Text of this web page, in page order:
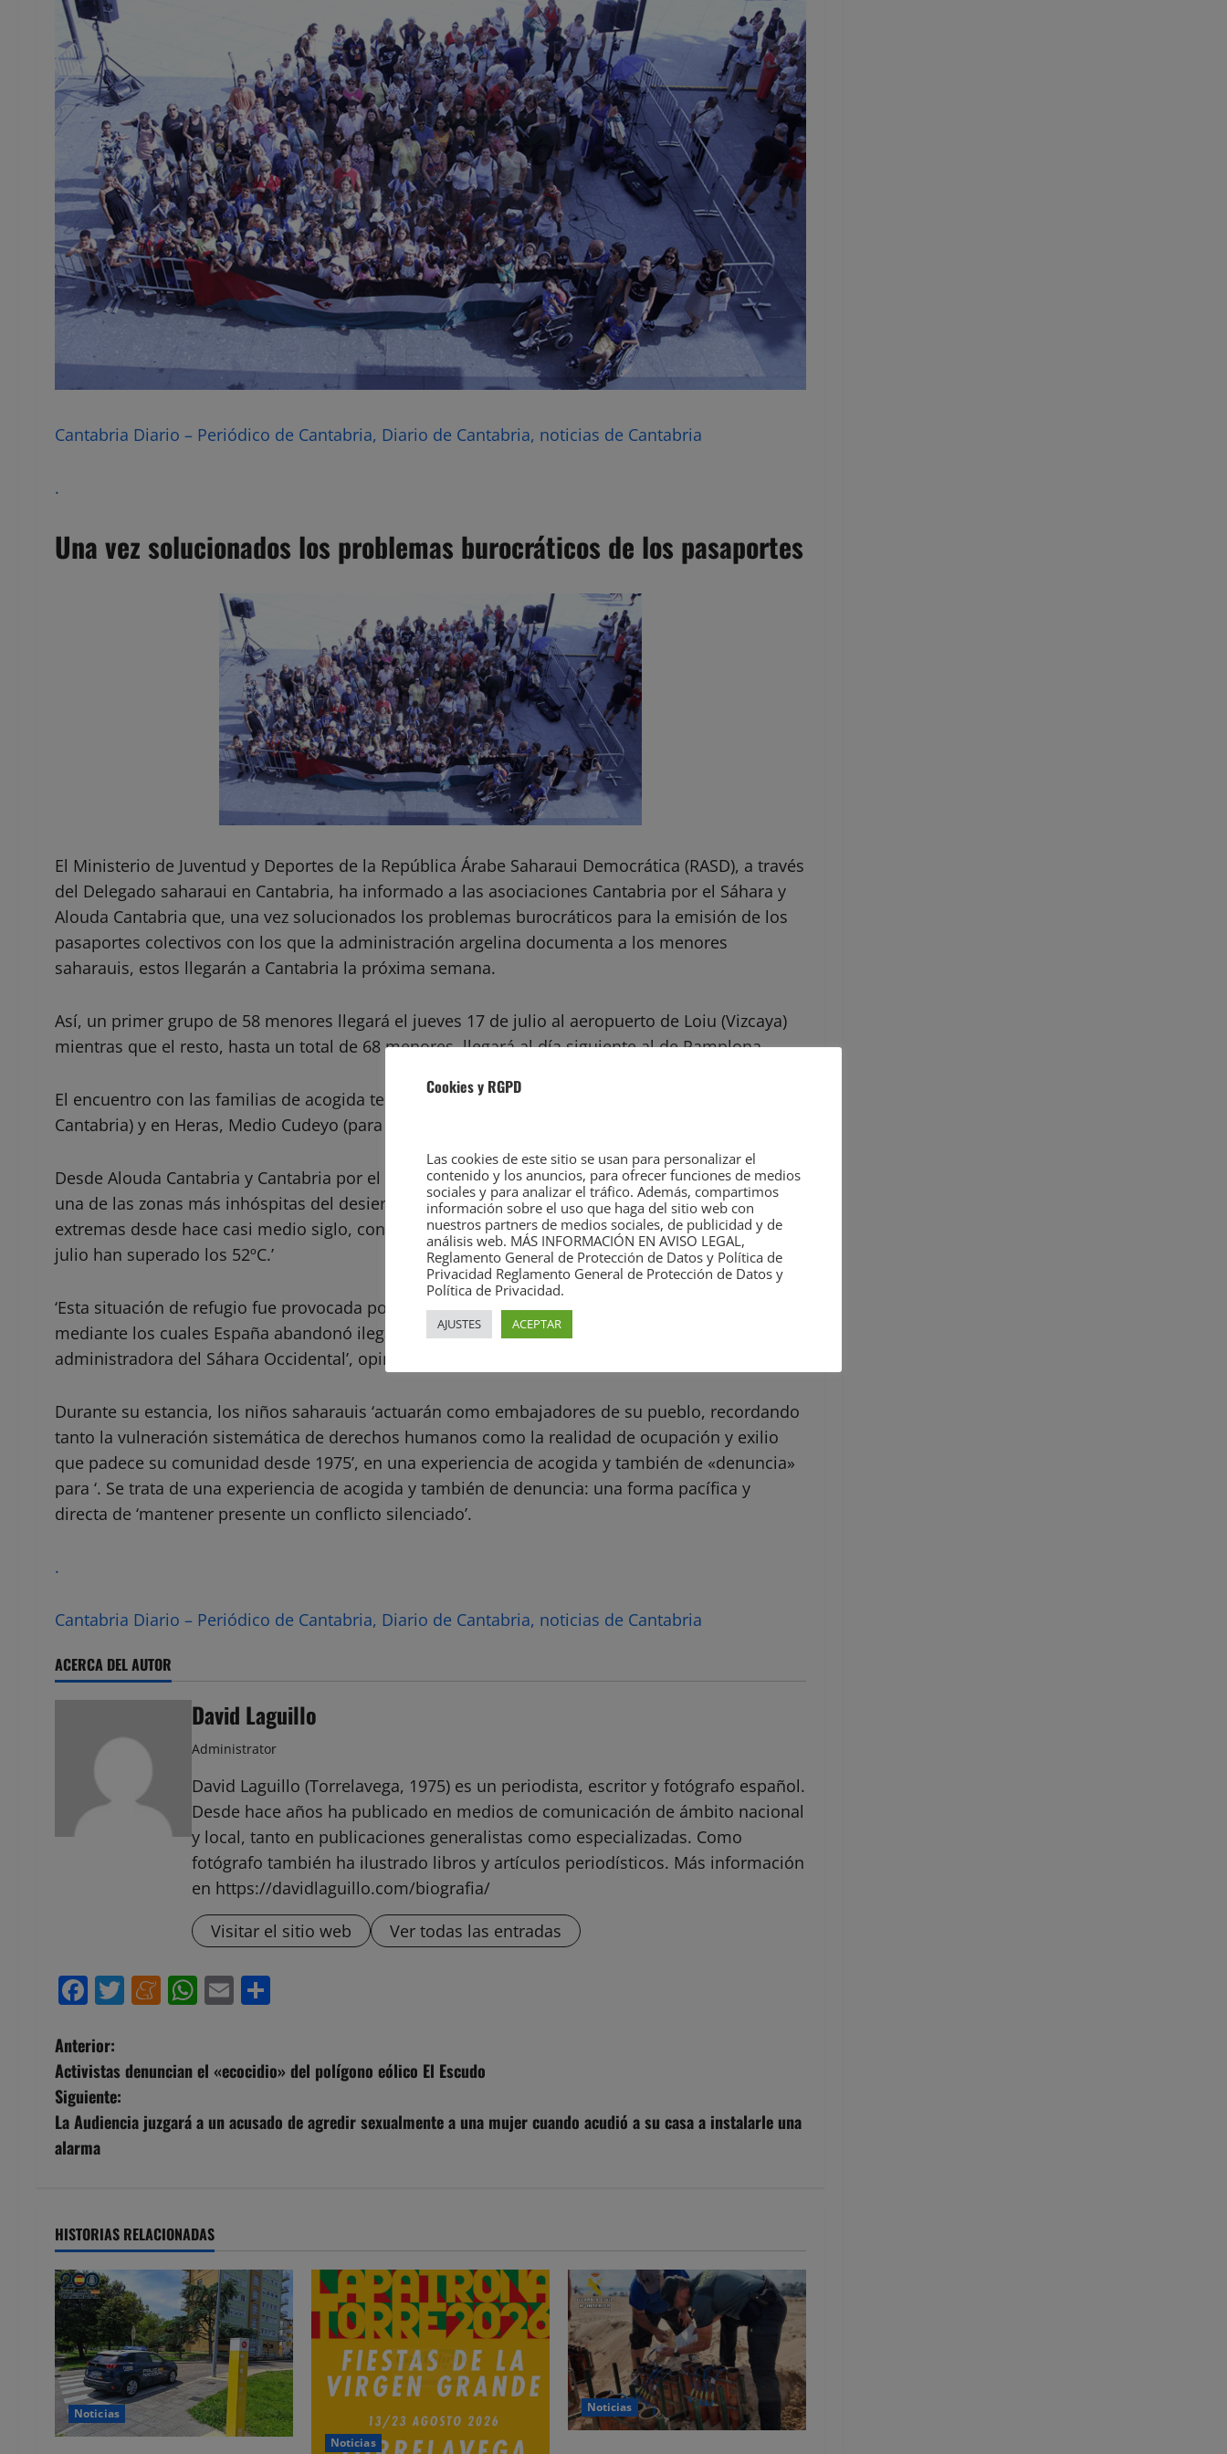
Cantabria Diario – Periódico de Cantabria, Diario de Cantabria, noticias de Cantabria
.
Una vez solucionados los problemas burocráticos de los pasaportes
El Ministerio de Juventud y Deportes de la República Árabe Saharaui Democrática (RASD), a través
del Delegado saharaui en Cantabria, ha informado a las asociaciones Cantabria por el Sáhara y
Alouda Cantabria que, una vez solucionados los problemas burocráticos para la emisión de los
pasaportes colectivos con los que la administración argelina documenta a los menores
saharauis, estos llegarán a Cantabria la próxima semana.
Así, un primer grupo de 58 menores llegará el jueves 17 de julio al aeropuerto de Loiu (Vizcaya)
mientras que el resto, hasta un total de 68 menores, llegará al día siguiente al de Pamplona.
El encuentro con las familias de acogida tendrá lugar en Santander (en el caso de Alouda
Cantabria) y en Heras, Medio Cudeyo (para Cantabria por el Sáhara).
Desde Alouda Cantabria y Cantabria por el Sáhara se recuerda que estos menores llegan ‘desde
una de las zonas más inhóspitas del desierto del Sáhara, donde su pueblo vive en condiciones
extremas desde hace casi medio siglo, con temperaturas que en estos primeros días del mes de
julio han superado los 52ºC.’
‘Esta situación de refugio fue provocada por los Acuerdos Tripartitos de Madrid de 1975,
mediante los cuales España abandonó ilegalmente su responsabilidad como potencia
administradora del Sáhara Occidental’, opinan los colectivos.
Durante su estancia, los niños saharauis ‘actuarán como embajadores de su pueblo, recordando
tanto la vulneración sistemática de derechos humanos como la realidad de ocupación y exilio
que padece su comunidad desde 1975’, en una experiencia de acogida y también de «denuncia»
para ‘. Se trata de una experiencia de acogida y también de denuncia: una forma pacífica y
directa de ‘mantener presente un conflicto silenciado’.
.
Cantabria Diario – Periódico de Cantabria, Diario de Cantabria, noticias de Cantabria
ACERCA DEL AUTOR
David Laguillo
Administrator
David Laguillo (Torrelavega, 1975) es un periodista, escritor y fotógrafo español.
Desde hace años ha publicado en medios de comunicación de ámbito nacional
y local, tanto en publicaciones generalistas como especializadas. Como
fotógrafo también ha ilustrado libros y artículos periodísticos. Más información
en https://davidlaguillo.com/biografia/
Visitar el sitio web
Ver todas las entradas
Facebook
Twitter
Meneame
WhatsApp
Email
N
a
v
e
a
c
i
ó
n
d
Anterior:
Activistas denuncian el «ecocidio» del polígono eólico El Escudo
Siguiente:
La Audiencia juzgará a un acusado de agredir sexualmente a una mujer cuando acudió a su casa a instalarle una
alarma
HISTORIAS RELACIONADAS
Noticias
Noticias
Noticias
Cookies y RGPD
Las cookies de este sitio se usan para personalizar el
contenido y los anuncios, para ofrecer funciones de medios
sociales y para analizar el tráfico. Además, compartimos
información sobre el uso que haga del sitio web con
nuestros partners de medios sociales, de publicidad y de
análisis web. MÁS INFORMACIÓN EN AVISO LEGAL,
Reglamento General de Protección de Datos y Política de
Privacidad Reglamento General de Protección de Datos y
Política de Privacidad.
AJUSTES ACEPTAR